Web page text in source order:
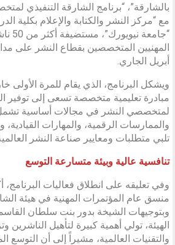
بالشارقة”، “برنامج الشارقة التنفيذي
مع “مركز النشر والكتابة والإعلام بكلية
أبريل الجاري.
ويشكل البرنامج، الذي يقام للمرة الأولى
مبادرة تعليمية متخصصة تسعى إلى توفير
لمتخصصي النشر في مجالات أساسية تشمل
والممارسات الرقمية، والمهارات
تلبي متطلبات ومعايير صناعة النشر
تنافسية عالية وبيئة متسارعة التوسع
وفي تعليقه على انطلاق فعاليات
منسق عام المؤتمرات المهنية في هيئة
وبتوجيهات الشيخة بدور بنت سلطان
الهيئة، تولي أهمية كبيرة لتأهيل
والتقنيات العالمية، مشيراً إلى أن التوسع